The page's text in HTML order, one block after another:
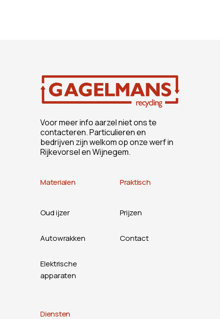
Voor meer info aarzel niet ons te
contacteren. Particulieren en
bedrijven zijn welkom op onze werf in
Rijkevorsel en Wijnegem.
Materialen
Oud ijzer
Autowrakken
Elektrische
apparaten
Praktisch
Prijzen
Contact
Diensten